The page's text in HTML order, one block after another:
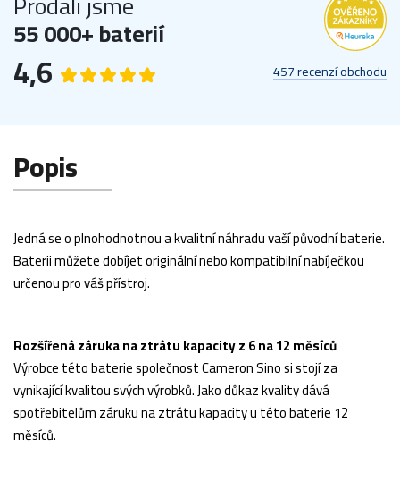
55 000+ baterií
4,6 457 recenzí obchodu
Popis
Jedná se o plnohodnotnou a kvalitní náhradu vaší původní baterie.
Baterii můžete dobíjet originální nebo kompatibilní nabíječkou
určenou pro váš přístroj.
Rozšířená záruka na ztrátu kapacity z 6 na 12 měsíců
Výrobce této baterie společnost Cameron Sino si stojí za
vynikající kvalitou svých výrobků. Jako důkaz kvality dává
spotřebitelům záruku na ztrátu kapacity u této baterie 12
měsíců.